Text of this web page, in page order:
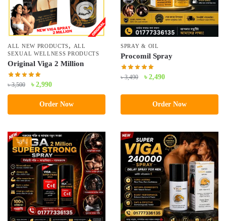
ALL NEW PRODUCTS,
ALL
SEXUAL WELLNESS PRODUCTS
Original Viga 2 Million
৳3,500
Original
price
was:
৳ 3,500.
৳ 2,990Current
price
is:
৳ 2,990.
Order Now
SPRAY & OIL
Procomil Spray
৳3,490
Original
৳ 2,490Current
Order Now
-8%